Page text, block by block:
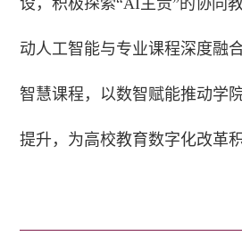
动人工智能与专业课程深度融
智慧课程，以数智赋能推动学
提升，为高校教育数字化改革